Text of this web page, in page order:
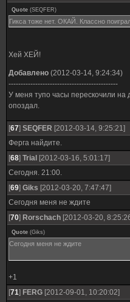
Quote (SEQFER)
Гикса тоже нет. ОКАЙ. Классно
Хей ХЕЙ!
Добавлено (2012-03-14, 9:24:34)
---------------------------------------------
У меня тупо часы перескочили на
опоздал.
[67] SEQFER [2012-03-14, 9:25:21]
Ферга найдите.
[68] Trial [2012-03-16, 5:01:17]
Сегодня. 21:00.
[69] Giks [2012-03-20, 7:47:47]
Сегодня меня не ждите
[70] Rorschach [2012-03-20,
Quote (Giks)
Сегодня меня не ждите
+1
[71] FERG [2012-09-01, 10:20:02]